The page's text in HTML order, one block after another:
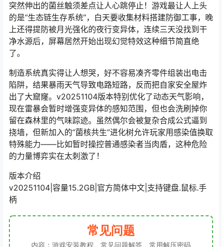
突然伸出的菌丝触须差点让人心跳停止！游戏最让人上头
的是“生态链生存系统”，白天要收集材料搭建防御工事，晚
上还得提防被月光强化的夜行变异体，连续三天没找到干
净水源后，屏幕居然开始出现幻觉特效这种细节简直绝
了。
制造系统真实得让人想哭，好不容易凑齐零件组装出电击
陷阱，结果暴雨天气导致电路短路，反而把自家安全屋炸
出了大窟窿。v20251104版本特别优化了动态天气影响，
现在雷暴会暂时增强变异体的感知范围，但也会洗刷掉你
留在森林里的气味踪迹。虽然偶尔会被复杂合成公式逼到
挠墙，但新加入的“菌核共生”进化树允许玩家用感染值换取
特殊能力——比如暂时操控普通感染者当肉盾，这种危险
的力量博弈实在太刺激了！
版本介绍
v20251104|容量15.2GB|官方简体中文|支持键盘.鼠标.手
柄
常见问题
内容：游戏安装教程、常见问题解答、常用解压密码